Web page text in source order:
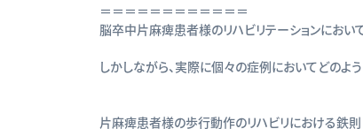
＝＝＝＝＝＝＝＝＝＝＝＝
脳卒中片麻痺患者様のリハビリテーションにおい
しかしながら、実際に個々の症例においてどのよ
片麻痺患者様の歩行動作のリハビリにおける鉄